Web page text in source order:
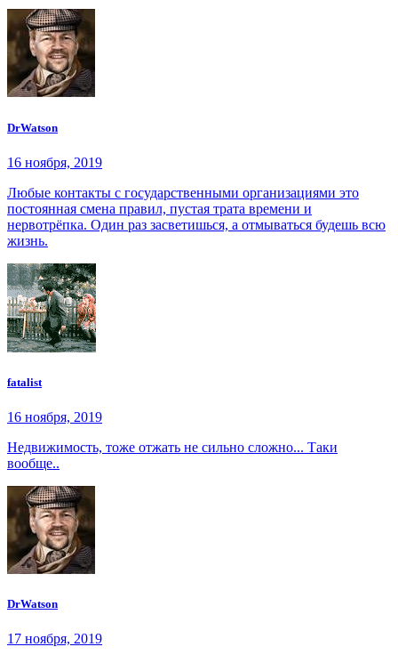
DrWatson
16 ноября, 2019
Любые контакты с государственными организациями это
постоянная смена правил, пустая трата времени и
нервотрёпка. Один раз засветишься, а отмываться будешь всю
жизнь.
fatalist
16 ноября, 2019
Недвижимость, тоже отжать не сильно сложно... Таки
вообще..
DrWatson
17 ноября, 2019